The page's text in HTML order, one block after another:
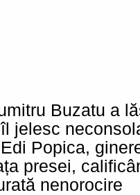
Buzatu a
jelesc
Popica,
presei,
nenorocire